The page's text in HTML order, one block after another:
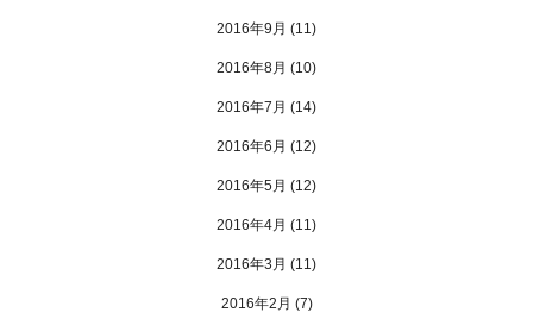
2016年9月 (11)
2016年8月 (10)
2016年7月 (14)
2016年6月 (12)
2016年5月 (12)
2016年4月 (11)
2016年3月 (11)
2016年2月 (7)